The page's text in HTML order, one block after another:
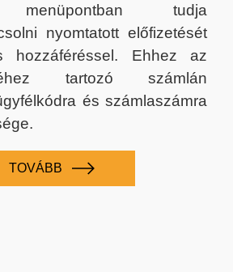
tudja
nyomtatott előfizetését
hozzáféréssel. Ehhez az
tartozó számlán
és számlaszámra
TOVÁBB